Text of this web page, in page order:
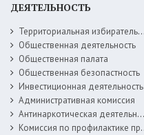
ДЕЯТЕЛЬНОСТЬ
Территориальная избирательная комиссия
Общественная деятельность
Общественная палата
Общественная безопастность
Инвестиционная деятельность
Административная комиссия
Антинаркотическая деятельность
Комиссия по профилактике правонарушений